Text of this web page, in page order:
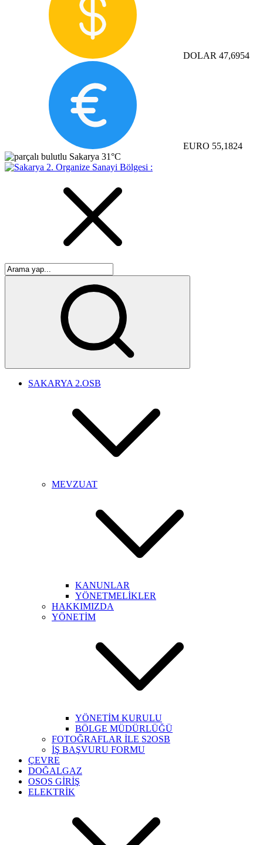
DOLAR 47,6954
EURO 55,1824
Sakarya 31°C
SAKARYA 2.OSB
MEVZUAT
KANUNLAR
YÖNETMELİKLER
HAKKIMIZDA
YÖNETİM
YÖNETİM KURULU
BÖLGE MÜDÜRLÜĞÜ
FOTOĞRAFLAR İLE S2OSB
İŞ BAŞVURU FORMU
ÇEVRE
DOĞALGAZ
OSOS GİRİŞ
ELEKTRİK